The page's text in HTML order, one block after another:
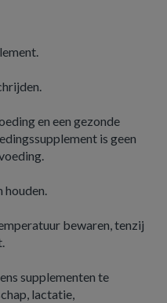
en een gezonde
is geen
houden.
bewaren, tenzij
supplementen te
lactatie,